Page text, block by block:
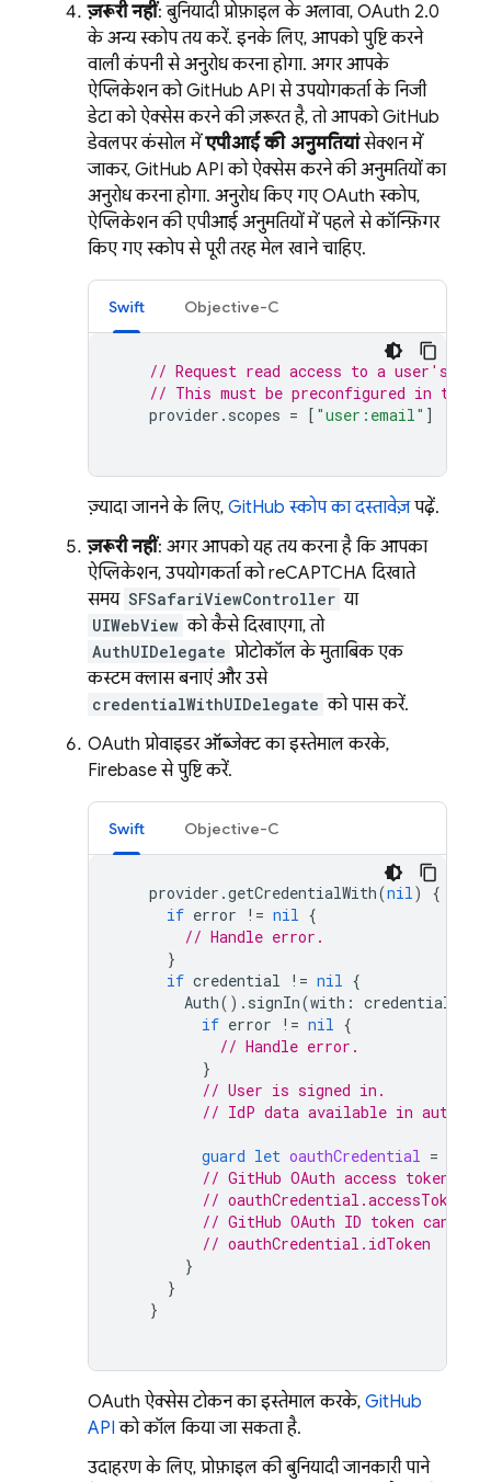
ज़रूरी नहीं: बुनियादी प्रोफ़ाइल के अलावा, OAuth 2.0
के अन्य स्कोप तय करें. इनके लिए, आपको पुष्टि करने
वाली कंपनी से अनुरोध करना होगा. अगर आपके
ऐप्लिकेशन को GitHub API से उपयोगकर्ता के निजी
डेटा को ऐक्सेस करने की ज़रूरत है, तो आपको GitHub
डेवलपर कंसोल मेंएपीआई की अनुमतियांसेक्शन में
जाकर, GitHub API को ऐक्सेस करने की अनुमतियों का
अनुरोध करना होगा. अनुरोध किए गए OAuth स्कोप,
ऐप्लिकेशन की एपीआई अनुमतियों में पहले से कॉन्फ़िगर
किए गए स्कोप से पूरी तरह मेल खाने चाहिए.
Swift Objective-C
// Request read access to a user's
// This must be preconfigured in the
provider . scopes = [ "user:email" ]
ज़्यादा जानने के लिए, GitHub स्कोप का दस्तावेज़पढ़ें.
ज़रूरी नहीं: अगर आपको यह तय करना है कि आपका
ऐप्लिकेशन, उपयोगकर्ता को reCAPTCHA दिखाते
समय SFSafariViewController या
UIWebView को कैसे दिखाएगा, तो
AuthUIDelegate प्रोटोकॉल के मुताबिक एक
कस्टम क्लास बनाएं और उसे
credentialWithUIDelegate को पास करें.
OAuth प्रोवाइडर ऑब्जेक्ट का इस्तेमाल करके,
Firebase से पुष्टि करें.
Swift Objective-C
provider .getCredentialWith(nil) {
if error != nil {
// Handle error.
}
if credential != nil {
Auth(). signIn(with : credential
if error != nil {
// Handle error.
}
// User is signed in.
// IdP data available in
guard let oauthCredential =
// GitHub OAuth access token
// oauthCredential.accessToken
// GitHub OAuth ID token can
// oauthCredential.idToken
}
}
}
OAuth ऐक्सेस टोकन का इस्तेमाल करके, GitHub
API को कॉल किया जा सकता है.
उदाहरण के लिए, प्रोफ़ाइल की बुनियादी जानकारी पाने